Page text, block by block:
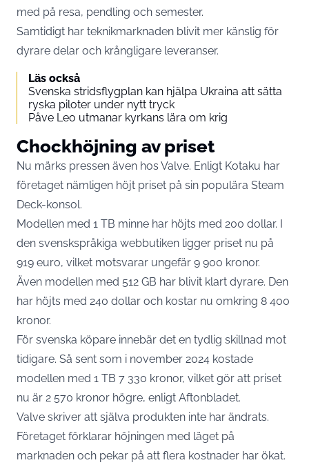
med på resa, pendling och semester.
Samtidigt har teknikmarknaden blivit mer känslig för
dyrare delar och krångligare leveranser.
Läs också
Svenska stridsflygplan kan hjälpa Ukraina att sätta
ryska piloter under nytt tryck
Påve Leo utmanar kyrkans lära om krig
Chockhöjning av priset
Nu märks pressen även hos Valve. Enligt Kotaku har
företaget nämligen höjt priset på sin populära Steam
Deck-konsol.
Modellen med 1 TB minne har höjts med 200 dollar. I
den svenskspråkiga webbutiken ligger priset nu på
919 euro, vilket motsvarar ungefär 9 900 kronor.
Även modellen med 512 GB har blivit klart dyrare. Den
har höjts med 240 dollar och kostar nu omkring 8 400
kronor.
För svenska köpare innebär det en tydlig skillnad mot
tidigare. Så sent som i november 2024 kostade
modellen med 1 TB 7 330 kronor, vilket gör att priset
nu är 2 570 kronor högre, enligt Aftonbladet.
Valve skriver att själva produkten inte har ändrats.
Företaget förklarar höjningen med läget på
marknaden och pekar på att flera kostnader har ökat.